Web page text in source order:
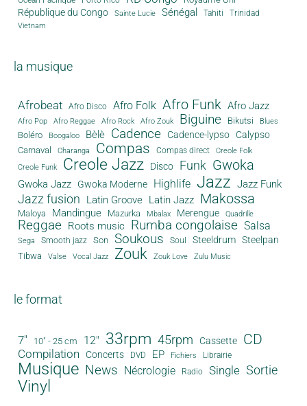
République du Congo Sainte Lucie Sénégal Tahiti Trinidad
Vietnam
la musique
Afrobeat Afro Disco Afro Folk Afro Funk Afro Jazz
Afro Pop Afro Reggae Afro Rock Afro Zouk Biguine Bikutsi Blues
Boléro Boogaloo Bèlè Cadence Cadence-lypso Calypso
Carnaval Charanga Compas Compas direct
Creole Folk
Creole Funk
Creole Jazz Disco Funk Gwoka
Gwoka Jazz Gwoka Moderne Highlife Jazz Jazz Funk
Jazz fusion Latin Groove Latin Jazz Makossa
Maloya Mandingue Mazurka Mbalax Merengue Quadrille
Reggae Roots music Rumba congolaise Salsa
Sega Smooth jazz Son Soukous Soul Steeldrum Steelpan
Tibwa Valse Vocal Jazz Zouk Zouk Love Zulu Music
le format
7" 10" - 25 cm 12" 33rpm 45rpm Cassette CD
Compilation Concerts DVD EP Fichiers Librairie
Musique News Nécrologie Radio Single Sortie
Vinyl